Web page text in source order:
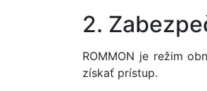
2.
ROMMON je režim
získať prístup.